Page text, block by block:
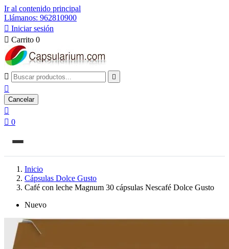
Ir al contenido principal
Llámanos: 962810900
 Iniciar sesión
 Carrito 0
 

Cancelar

 0
Inicio
Cápsulas Dolce Gusto
Café con leche Magnum 30 cápsulas Nescafé Dolce Gusto
Nuevo